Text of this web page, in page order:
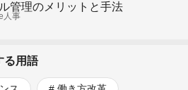
管理のメリットと手法
人事
る用語